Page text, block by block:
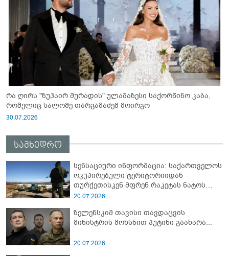
რა ღირს "ზუჰაირ მურადის" ულამაზესი საქორწინო კაბა,
რომელიც სალომე თარგამაძემ მოირგო
30.07.2026
სამხედრო
სენსაციური ინფორმაცია: საქართველოს
ოკუპირებული ტერიტორიიდან
თურქეთისკენ მფრენ რაკეტას ნატოს
სამიტი კინაღამ ჩაუშლია
20.07.2026
ზელენსკიმ თავისი თავდაცვის
მინისტრის მოხსნით პუტინი გაახარა...
20.07.2026